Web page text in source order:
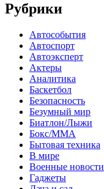
Рубрики
Автособытия
Автоспорт
Автоэксперт
Актеры
Аналитика
Баскетбол
Безопасность
Безумный мир
Биатлон/Лыжи
Бокс/MMA
Бытовая техника
В мире
Военные новости
Гаджеты